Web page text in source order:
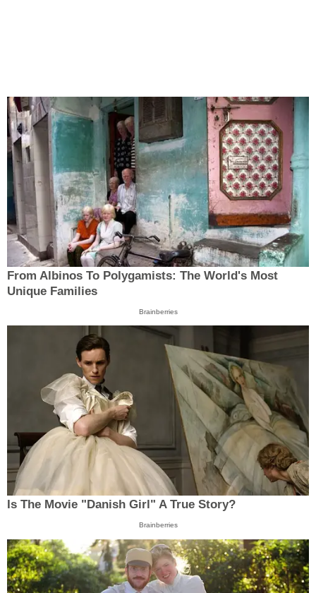
From Albinos To Polygamists: The World's Most
Unique Families
Brainberries
Is The Movie "Danish Girl" A True Story?
Brainberries